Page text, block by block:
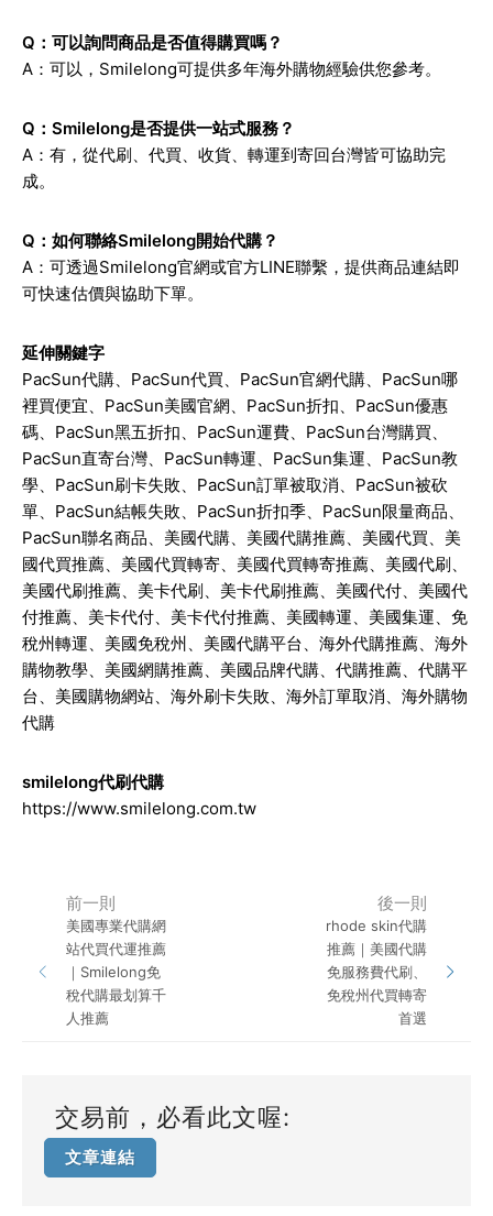
Q：可以詢問商品是否值得購買嗎？
A：可以，Smilelong可提供多年海外購物經驗供您參考。
Q：Smilelong是否提供一站式服務？
A：有，從代刷、代買、收貨、轉運到寄回台灣皆可協助完
成。
Q：如何聯絡Smilelong開始代購？
A：可透過Smilelong官網或官方LINE聯繫，提供商品連結即
可快速估價與協助下單。
延伸關鍵字
PacSun代購、PacSun代買、PacSun官網代購、PacSun哪
裡買便宜、PacSun美國官網、PacSun折扣、PacSun優惠
碼、PacSun黑五折扣、PacSun運費、PacSun台灣購買、
PacSun直寄台灣、PacSun轉運、PacSun集運、PacSun教
學、PacSun刷卡失敗、PacSun訂單被取消、PacSun被砍
單、PacSun結帳失敗、PacSun折扣季、PacSun限量商品、
PacSun聯名商品、美國代購、美國代購推薦、美國代買、美
國代買推薦、美國代買轉寄、美國代買轉寄推薦、美國代刷、
美國代刷推薦、美卡代刷、美卡代刷推薦、美國代付、美國代
付推薦、美卡代付、美卡代付推薦、美國轉運、美國集運、免
稅州轉運、美國免稅州、美國代購平台、海外代購推薦、海外
購物教學、美國網購推薦、美國品牌代購、代購推薦、代購平
台、美國購物網站、海外刷卡失敗、海外訂單取消、海外購物
代購
smilelong代刷代購
https://www.smilelong.com.tw
前一則
美國專業代購網
站代買代運推薦
｜Smilelong免
稅代購最划算千
人推薦
後一則
rhode skin代購
推薦｜美國代購
免服務費代刷、
免稅州代買轉寄
首選
交易前，必看此文喔:
文章連結